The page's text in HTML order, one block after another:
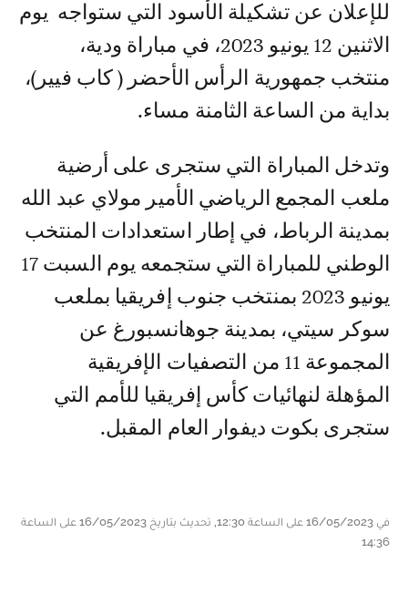
للإعلان عن تشكيلة الأسود التي ستواجه يوم
الاثنين 12 يونيو 2023، في مباراة ودية،
منتخب جمهورية الرأس الأحضر ( كاب فيير)،
بداية من الساعة الثامنة مساء.
وتدخل المباراة التي ستجرى على أرضية
ملعب المجمع الرياضي الأمير مولاي عبد الله
بمدينة الرباط، في إطار استعدادات المنتخب
الوطني للمباراة التي ستجمعه يوم السبت 17
يونيو 2023 بمنتخب جنوب إفريقيا بملعب
سوكر سيتي، بمدينة جوهانسبورغ عن
المجموعة 11 من التصفيات الإفريقية
المؤهلة لنهائيات كأس إفريقيا للأمم التي
ستجرى بكوت ديفوار العام المقبل.
في 16/05/2023 على الساعة 12:30, تحديث بتاريخ 16/05/2023 على الساعة
14:36